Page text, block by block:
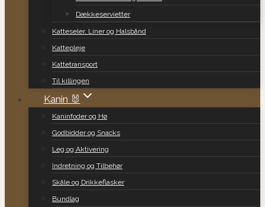
Dækkeservietter
Katteseler, Liner og Halsbånd
Kattepleje
Kattetransport
Til killingen
Kanin 🐰
Kaninfoder og Hø
Godbidder og Snacks
Leg og Aktivering
Indretning og Tilbehør
Skåle og Drikkeflasker
Bundlag